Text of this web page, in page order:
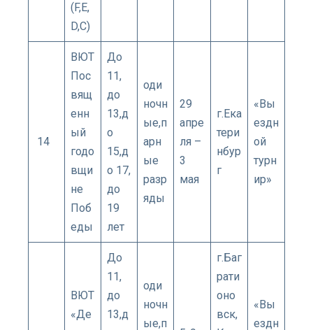
(F,E,
D,C)
14
ВЮТ
Пос
вящ
енн
ый
годо
вщи
не
Поб
еды
До
11,
до
13,д
о
15,д
о 17,
до
19
лет
оди
ночн
ые,п
арн
ые
разр
яды
29
апре
ля –
3
мая
г.Ека
тери
нбур
г
«Вы
ездн
ой
турн
ир»
ВЮТ
«Де
До
11,
до
13,д
оди
ночн
ые,п
г.Баг
рати
оно
вск,
«Вы
ездн